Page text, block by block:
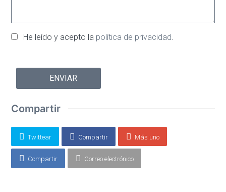
He leído y acepto la política de privacidad
favor,
campo
Compartir
Twittear Compartir Más uno
Compartir Correo electrónico